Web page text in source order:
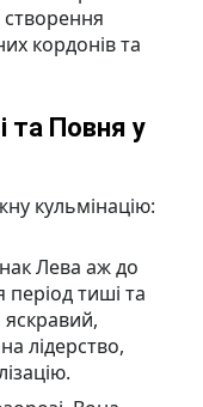
створення
кордонів та
та Повня у
кульмінацію:
Лева аж до
тиші та
яскравий,
лідерство,